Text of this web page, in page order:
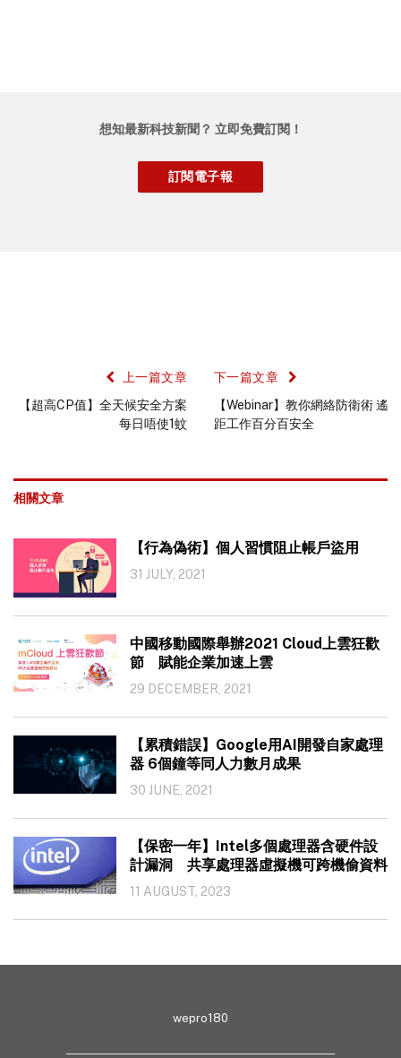
想知最新科技新聞？ 立即免費訂閱！
上一篇文章
【超高CP值】全天候安全方案
每日唔使1蚊
下一篇文章
【Webinar】教你網絡防衛術 遙
距工作百分百安全
相關文章
【行為偽術】個人習慣阻止帳戶盜用
31 JULY, 2021
中國移動國際舉辦2021 Cloud上雲狂歡
節 賦能企業加速上雲
29 DECEMBER, 2021
【累積錯誤】Google用AI開發自家處理
器 6個鐘等同人力數月成果
30 JUNE, 2021
【保密一年】Intel多個處理器含硬件設
計漏洞 共享處理器虛擬機可跨機偷資料
11 AUGUST, 2023
wepro180